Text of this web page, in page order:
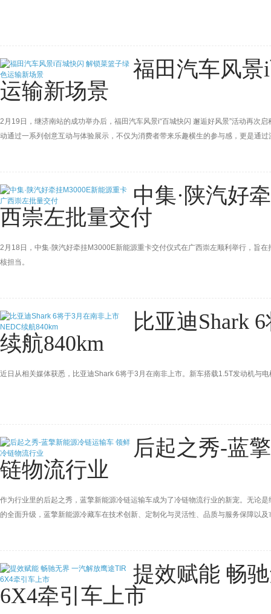
福田汽车风
运输新场景
2月19日，继济南站的成功举办后，福田汽车风景i“百城快闪 邂逅好风景”活动再次
动通过一系列创意互动与体验展示，不仅为消费者带来乐趣横生的参与感，更是通
中集·陕汽好
西崇左批量交付
2月18日，中集·陕汽好牵挂M3000E新能源重卡交付仪式在广西崇左顺利举行，旨
核担当。
比亚迪Shark
续航840km
近日从相关媒体获悉，比亚迪Shark 6将于3月在南非上市。新车搭载1.5T发动机与
后起之秀-蓝
链物流行业
作为行业里的后起之秀，蓝擎新能源冷链运输车成为了冷链物流行业的新宠。无论
的全面升级，蓝擎新能源冷藏车在技术创新、定制化与灵活性、品质与服务保障以
提效赋能 畅
6X4牵引车上市